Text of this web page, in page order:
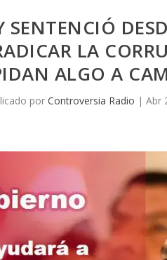
SENTENCIÓ
LA
ALGO A
porControversia Radio |Abr